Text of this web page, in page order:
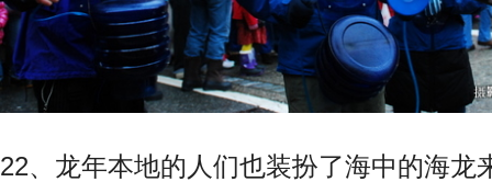
22、龙年本地的人们也装扮了海中的海龙